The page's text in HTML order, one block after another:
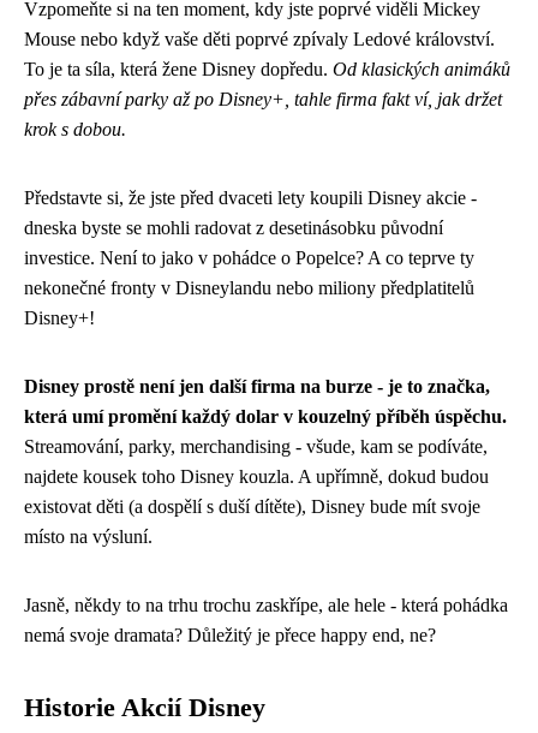
Vzpomeňte si na ten moment, kdy jste poprvé viděli Mickey
Mouse nebo když vaše děti poprvé zpívaly Ledové království.
To je ta síla, která žene Disney dopředu. Od klasických animáků
přes zábavní parky až po Disney+, tahle firma fakt ví, jak držet
krok s dobou.
Představte si, že jste před dvaceti lety koupili Disney akcie -
dneska byste se mohli radovat z desetinásobku původní
investice. Není to jako v pohádce o Popelce? A co teprve ty
nekonečné fronty v Disneylandu nebo miliony předplatitelů
Disney+!
Disney prostě není jen další firma na burze - je to značka,
která umí promění každý dolar v kouzelný příběh úspěchu.
Streamování, parky, merchandising - všude, kam se podíváte,
najdete kousek toho Disney kouzla. A upřímně, dokud budou
existovat děti (a dospělí s duší dítěte), Disney bude mít svoje
místo na výsluní.
Jasně, někdy to na trhu trochu zaskřípe, ale hele - která pohádka
nemá svoje dramata? Důležitý je přece happy end, ne?
Historie Akcií Disney